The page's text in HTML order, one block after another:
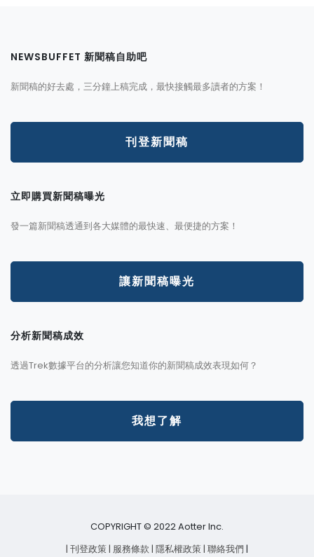
NEWSBUFFET 新聞稿自助吧
新聞稿的好去處，三分鐘上稿完成，最快接觸最多讀者的方案！
刊登新聞稿
立即購買新聞稿曝光
發一篇新聞稿透通到各大媒體的最快速、最便捷的方案！
讓新聞稿曝光
分析新聞稿成效
透過Trek數據平台的分析讓您知道你的新聞稿成效表現如何？
我想了解
COPYRIGHT © 2022 Aotter Inc.
| 刊登政策| 服務條款| 隱私權政策| 聯絡我們 |